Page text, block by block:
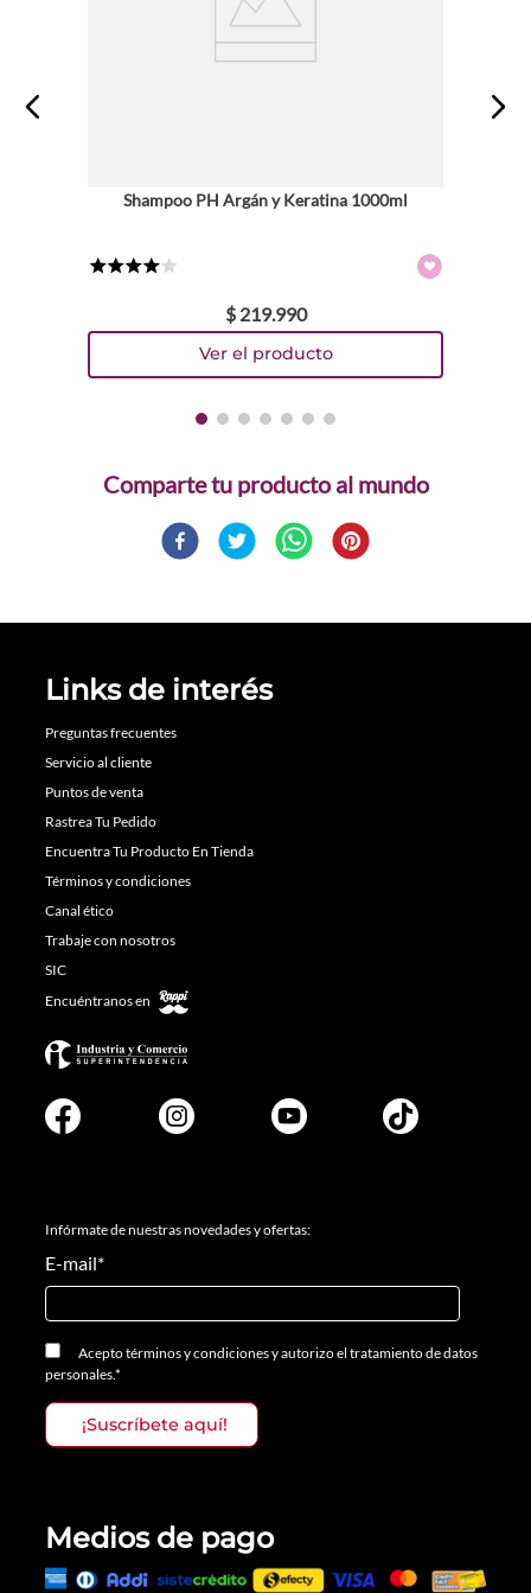
Shampoo PH Argán y Keratina 1000ml
$ 219.990
Comparte
Links de interés
Preguntas frecuentes
Servicio al cliente
Puntos de venta
Rastrea Tu Pedido
Encuentra Tu Producto En Tienda
Términos y condiciones
Canal ético
Trabaje con nosotros
SIC
Encuéntranos en
Infórmate de nuestras novedades y ofertas:
E-mail*
Aceptotérminos y condicionesyautorizo el tratamiento de datos
personales.*
Medios de pago